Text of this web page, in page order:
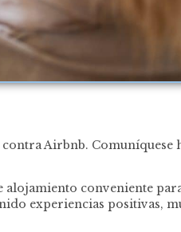
Airbnb. Comuníquese
conveniente
experiencias positivas,